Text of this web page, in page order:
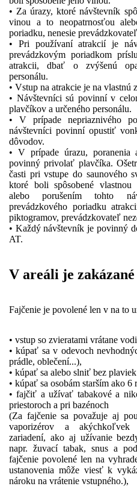
• Za úrazy, ktoré návštevník
vinou a to neopatrnosťou
poriadku, nenesie
• Pri používaní atrakcií je
prevádzkovým poriadkom
atrakcii, dbať o zvýšenú
personálu.
• Vstup na atrakcie je na vlastnú
• Návštevníci sú povinní v
plavčíkov a určeného personálu.
• V prípade nepriaznivého
návštevníci povinní opustiť
dôvodov.
• V prípade úrazu, poranenia
povinný privolať plavčíka.
časti pri vstupe do saunového
ktoré boli spôsobené vlastnou
alebo porušením tohto
prevádzkového poriadku
piktogramov, prevádzkovateľ
• Každý návštevník je povinný
AT.
V areáli je zakázané
Fajčenie je povolené len v na to
• vstup so zvieratami vrátane
• kúpať sa v odevoch
prádle, oblečení...),
• kúpať sa alebo slniť bez
• kúpať sa osobám starším ako 6
• fajčiť a užívať tabakové a
priestoroch a pri bazénoch
(Za fajčenie sa považuje aj
vaporizérov a akýchkoľvek
zariadení, ako aj užívanie
napr. žuvací tabak, snus a
fajčenie povolené len na
ustanovenia môže viesť k
nároku na vrátenie vstupného.),